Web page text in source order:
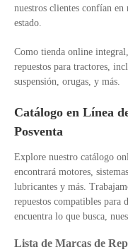
nuestros clientes confían en
estado.
Como tienda online
repuestos para tractores,
suspensión, orugas, y más.
Catálogo en Línea
Posventa
Explore nuestro catálogo
encontrará motores,
lubricantes y más.
repuestos compatibles para
encuentra lo que busca,
Lista de Marcas de